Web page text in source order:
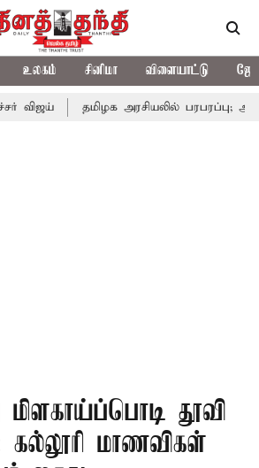
உலகம் சினிமா விளையாட்டு
தமிழக அரசியலில் பரபரப்பு; அமைச்சர்
மிளகாய்ப்பொடி தூவி
கல்லூரி மாணவிகள்